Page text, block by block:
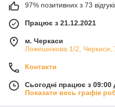
97% позитивних з 73
Працює з 21.12.2021
м. Черкаси
Ложешнікова 1/2, Черкаси,
Контакти
Сьогодні працює з 09:00
Показати весь графік